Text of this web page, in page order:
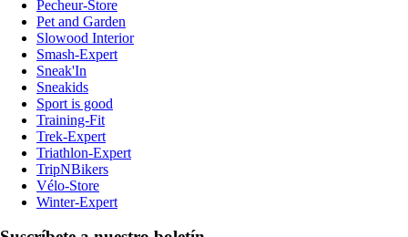
Pecheur-Store
Pet and Garden
Slowood Interior
Smash-Expert
Sneak'In
Sneakids
Sport is good
Training-Fit
Trek-Expert
Triathlon-Expert
TripNBikers
Vélo-Store
Winter-Expert